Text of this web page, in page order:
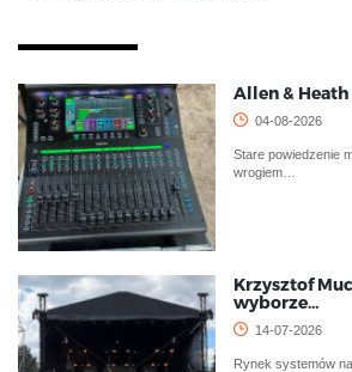
Allen & Heath
04-08-2026
Stare powiedzenie
wrogiem…
Krzysztof
wyborze…
14-07-2026
Rynek systemów